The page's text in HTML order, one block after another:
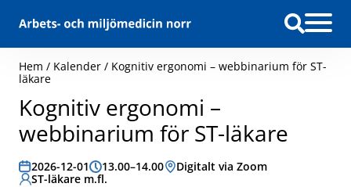
Hem / Kalender / Kognitiv ergonomi – webbinarium för ST-
läkare
Kognitiv ergonomi –
webbinarium för ST-läkare
Datum:
2026-12-01Tid:13.00–14.00Plats:
Digitalt via Zoom
Målgrupp:
ST-läkare m.fl.